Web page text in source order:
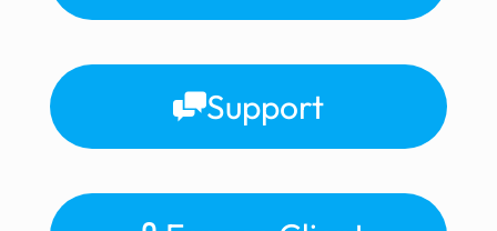
Support